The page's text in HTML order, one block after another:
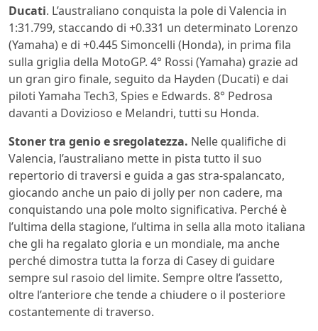
Ducati. L’australiano conquista la pole di Valencia in
1:31.799, staccando di +0.331 un determinato Lorenzo
(Yamaha) e di +0.445 Simoncelli (Honda), in prima fila
sulla griglia della MotoGP. 4° Rossi (Yamaha) grazie ad
un gran giro finale, seguito da Hayden (Ducati) e dai
piloti Yamaha Tech3, Spies e Edwards. 8° Pedrosa
davanti a Dovizioso e Melandri, tutti su Honda.
Stoner tra genio e sregolatezza. Nelle qualifiche di
Valencia, l’australiano mette in pista tutto il suo
repertorio di traversi e guida a gas stra-spalancato,
giocando anche un paio di jolly per non cadere, ma
conquistando una pole molto significativa. Perché è
l’ultima della stagione, l’ultima in sella alla moto italiana
che gli ha regalato gloria e un mondiale, ma anche
perché dimostra tutta la forza di Casey di guidare
sempre sul rasoio del limite. Sempre oltre l’assetto,
oltre l’anteriore che tende a chiudere o il posteriore
costantemente di traverso.